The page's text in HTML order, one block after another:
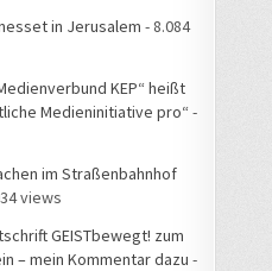
in Jerusalem - 8.084
KEP“ heißt
Medieninitiative pro“ -
im Straßenbahnhof
views
GEISTbewegt! zum
– mein Kommentar dazu -